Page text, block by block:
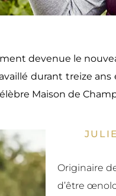
devenue le
durant treize
Maison de
Originaire
d’être